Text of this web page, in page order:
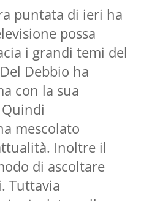
puntata di ieri ha
possa
i grandi temi del
Debbio ha
con la sua
mescolato
Inoltre il
di ascoltare
Tuttavia